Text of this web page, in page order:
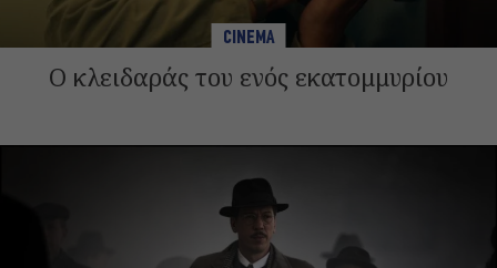
CINEMA
Ο κλειδαράς του ενός εκατομμυρίου